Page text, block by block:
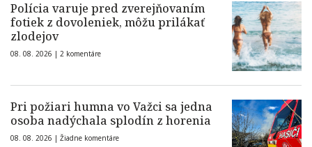
Polícia varuje pred zverejňovaním
fotiek z dovoleniek, môžu prilákať
zlodejov
08. 08. 2026 | 2 komentáre
Pri požiari humna vo Važci sa jedna
osoba nadýchala splodín z horenia
08. 08. 2026 | Žiadne komentáre